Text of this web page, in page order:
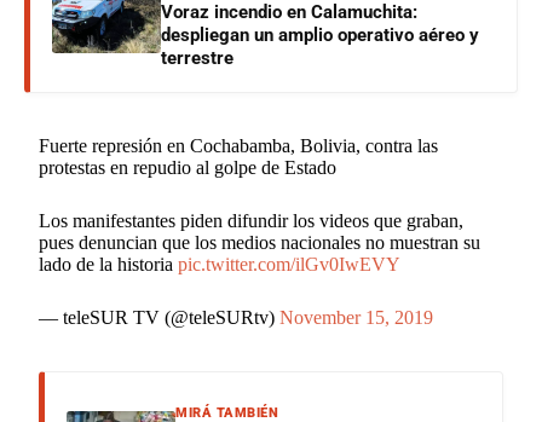
Voraz incendio en Calamuchita:
despliegan un amplio operativo aéreo y
terrestre
Fuerte represión en Cochabamba, Bolivia, contra las
protestas en repudio al golpe de Estado
Los manifestantes piden difundir los videos que graban,
pues denuncian que los medios nacionales no muestran su
lado de la historiapic.twitter.com/ilGv0IwEVY
— teleSUR TV (@teleSURtv)November 15, 2019
MIRÁ TAMBIÉN